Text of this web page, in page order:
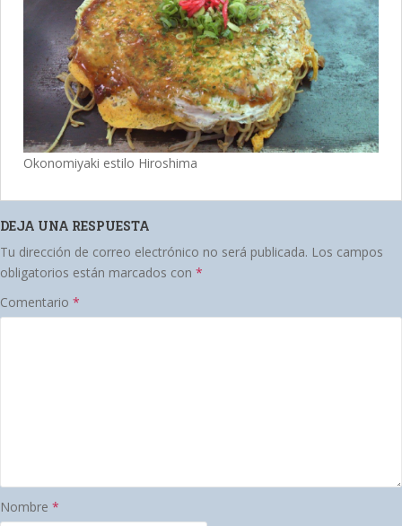
Okonomiyaki estilo Hiroshima
DEJA UNA RESPUESTA
Tu dirección de correo electrónico no será publicada. Los campos
obligatorios están marcados con *
Comentario *
Nombre *